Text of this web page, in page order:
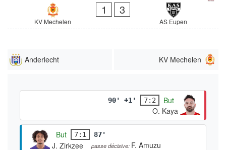
KV Mechelen
1 3
AS Eupen
Anderlecht KV Mechelen
90' +1' 7:2
But
O. Kaya
But 7:1 87'
J. Zirkzee passe décisive: F. Amuzu